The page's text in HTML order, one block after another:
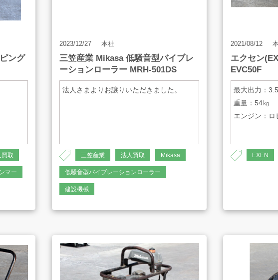
ング
買取
マー
2023/12/27 本社
三笠産業 Mikasa 低騒音型バイブレ
ーションローラー MRH-501DS
法人さまよりお譲りいただきました。
三笠産業 法人買取 Mikasa
低騒音型バイブレーションローラー
建設機械
2021/08/12
エクセン
EVC50F
最大出力：
重量：54㎏
エンジン：ロ
EXEN